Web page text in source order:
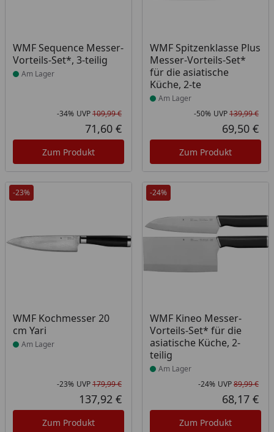
WMF Sequence Messer-
Vorteils-Set*, 3-teilig
Produkt am Lager
Am Lager
Rabatt in Prozent
-34%
Ursprünglicher Preis
UVP109,99 €
Aktueller Preis
71,60 €
Zum Produkt
WMF Spitzenklasse Plus
Messer-Vorteils-Set*
für die asiatische
Küche, 2-te
Produkt am Lager
Am Lager
-50% UVP139,99 €
69,50 €
Zum Produkt
-23%
WMF Kochmesser 20
cm Yari
Produkt am Lager
Am Lager
Rabatt in Prozent
-23%
Ursprünglicher Preis
UVP179,99 €
Aktueller Preis
137,92 €
Zum Produkt
-24%
WMF Kineo Messer-
Vorteils-Set* für die
asiatische Küche, 2-
teilig
Produkt am Lager
Am Lager
-24% UVP89,99 €
68,17 €
Zum Produkt